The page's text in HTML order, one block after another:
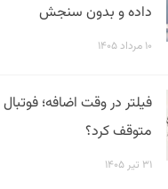
داده و بدون سنجش
۱۰ مرداد ۱۴۰۵
متوقف کرد؟
۳۱ تیر ۱۴۰۵